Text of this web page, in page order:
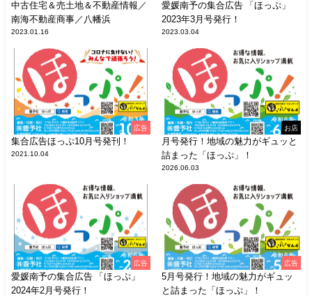
中古住宅＆売土地＆不動産情報／
南海不動産商事／八幡浜
2023.01.16
愛媛南予の集合広告 「ほっぷ」
2023年3月号発行！
2023.03.04
広告
集合広告ほっぷ10月号発刊！
2021.10.04
お店
月号発行！地域の魅力がギュッと
詰まった「ほっぷ」！
2026.06.03
広告
愛媛南予の集合広告 「ほっぷ」
2024年2月号発行！
広告
5月号発行！地域の魅力がギュッ
と詰まった「ほっぷ」！